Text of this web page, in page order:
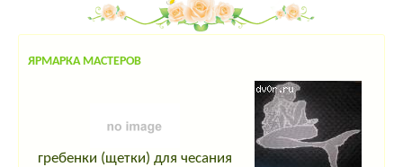
ЯРМАРКА МАСТЕРОВ
гребенки (щетки) для чесания